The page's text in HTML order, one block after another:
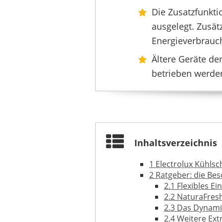
28,99 €
28,16
ELECTROLUX
530,82 €
Die
ausgelegt.
Ältere Geräte
betrieben
Inhaltsverzeichnis
1 Electrolux
2 Ratgeber: die
2.1 Flexibles
2.2
2.3 Das
2.4Weitere